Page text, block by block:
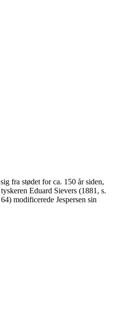
fra stødet for ca. 150 år siden,
Eduard Sievers (1881, s.
modificerede Jespersen sin